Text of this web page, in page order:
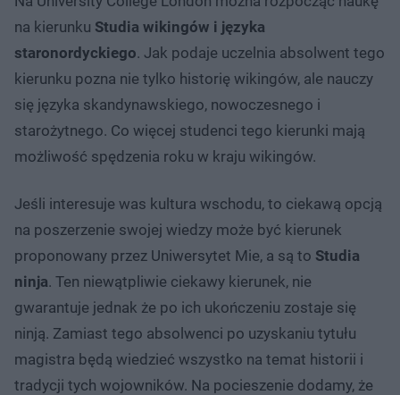
na kierunku Studia wikingów i języka
staronordyckiego. Jak podaje uczelnia absolwent tego
kierunku pozna nie tylko historię wikingów, ale nauczy
się języka skandynawskiego, nowoczesnego i
starożytnego. Co więcej studenci tego kierunki mają
możliwość spędzenia roku w kraju wikingów.
Jeśli interesuje was kultura wschodu, to ciekawą opcją
na poszerzenie swojej wiedzy może być kierunek
proponowany przez Uniwersytet Mie, a są to Studia
ninja. Ten niewątpliwie ciekawy kierunek, nie
gwarantuje jednak że po ich ukończeniu zostaje się
ninją. Zamiast tego absolwenci po uzyskaniu tytułu
magistra będą wiedzieć wszystko na temat historii i
tradycji tych wojowników. Na pocieszenie dodamy, że